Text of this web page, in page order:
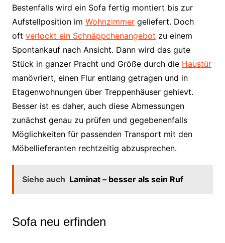
Bestenfalls wird ein Sofa fertig montiert bis zur
Aufstellposition im Wohnzimmergeliefert. Doch
oft verlockt ein Schnäppchenangebot zu einem
Spontankauf nach Ansicht. Dann wird das gute
Stück in ganzer Pracht und Größe durch die Haustür
manövriert, einen Flur entlang getragen und in
Etagenwohnungen über Treppenhäuser gehievt.
Besser ist es daher, auch diese Abmessungen
zunächst genau zu prüfen und gegebenenfalls
Möglichkeiten für passenden Transport mit den
Möbellieferanten rechtzeitig abzusprechen.
Siehe auch Laminat – besser als sein Ruf
Sofa neu erfinden